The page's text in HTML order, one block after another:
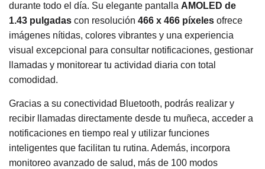
durante todo el día. Su elegante pantalla AMOLED de
1.43 pulgadas con resolución 466 x 466 píxeles ofrece
imágenes nítidas, colores vibrantes y una experiencia
visual excepcional para consultar notificaciones, gestionar
llamadas y monitorear tu actividad diaria con total
comodidad.
Gracias a su conectividad Bluetooth, podrás realizar y
recibir llamadas directamente desde tu muñeca, acceder a
notificaciones en tiempo real y utilizar funciones
inteligentes que facilitan tu rutina. Además, incorpora
monitoreo avanzado de salud, más de 100 modos